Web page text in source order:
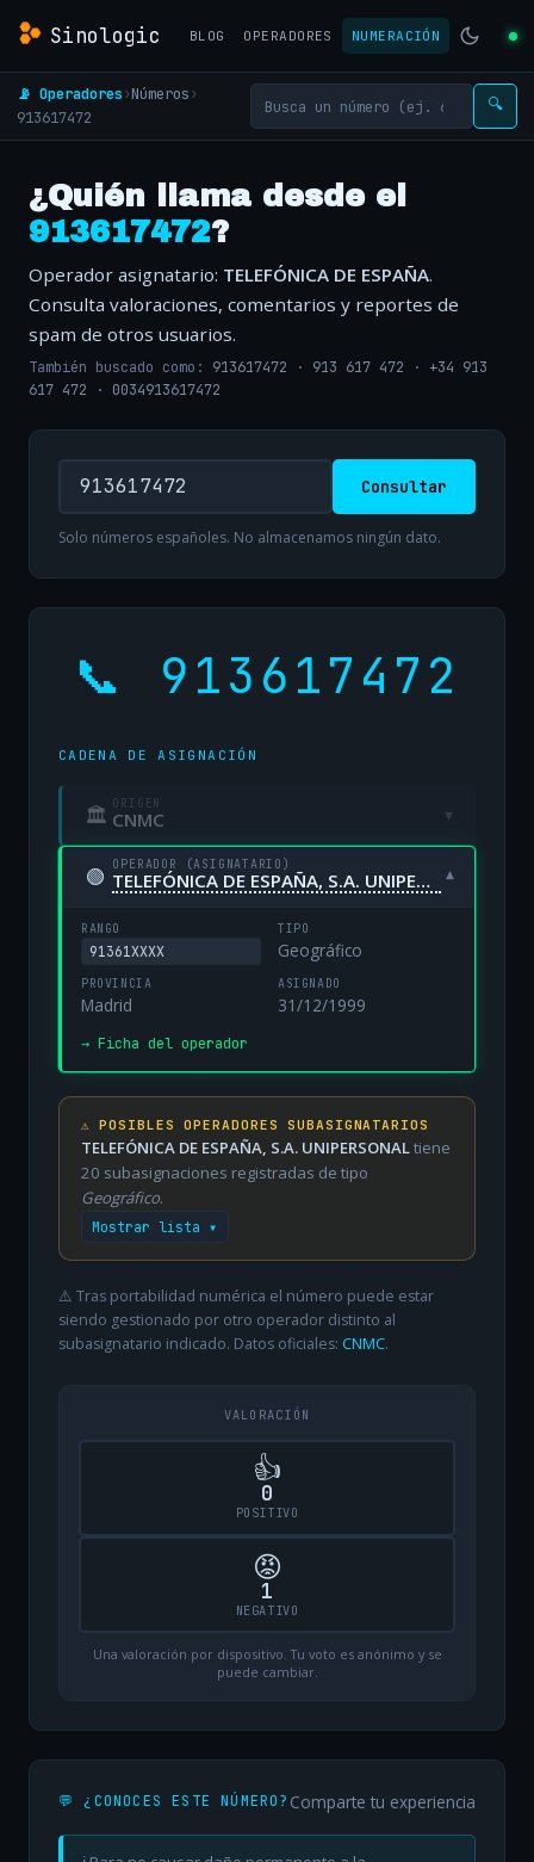
Sinologic BLOG OPERADORES NUMERACIÓN
📡 Operadores›Números›
913617472
🔍
¿Quién llama desde el
913617472?
Operador asignatario: TELEFÓNICA DE ESPAÑA.
Consulta valoraciones, comentarios y reportes de
spam de otros usuarios.
También buscado como: 913617472 · 913 617 472 · +34 913
617 472 · 0034913617472
Consultar
Solo números españoles. No almacenamos ningún dato.
📞 913617472
CADENA DE ASIGNACIÓN
🏛 ORIGEN
CNMC ▾
🟢 OPERADOR (ASIGNATARIO)
TELEFÓNICA DE ESPAÑA, S.A. UNIPERSONAL ▾
RANGO
91361XXXX
TIPO
Geográfico
PROVINCIA
Madrid
ASIGNADO
31/12/1999
→ Ficha del operador
⚠️ POSIBLES OPERADORES SUBASIGNATARIOS
TELEFÓNICA DE ESPAÑA, S.A. UNIPERSONALtiene
20 subasignaciones registradas de tipo
Geográfico.
Mostrar lista ▾
⚠️ Tras portabilidad numérica el número puede estar
siendo gestionado por otro operador distinto al
subasignatario indicado. Datos oficiales: CNMC.
VALORACIÓN
👍
0
POSITIVO
😡
1
NEGATIVO
Una valoración por dispositivo. Tu voto es anónimo y se
puede cambiar.
💬 ¿CONOCES ESTE NÚMERO? Comparte tu experiencia